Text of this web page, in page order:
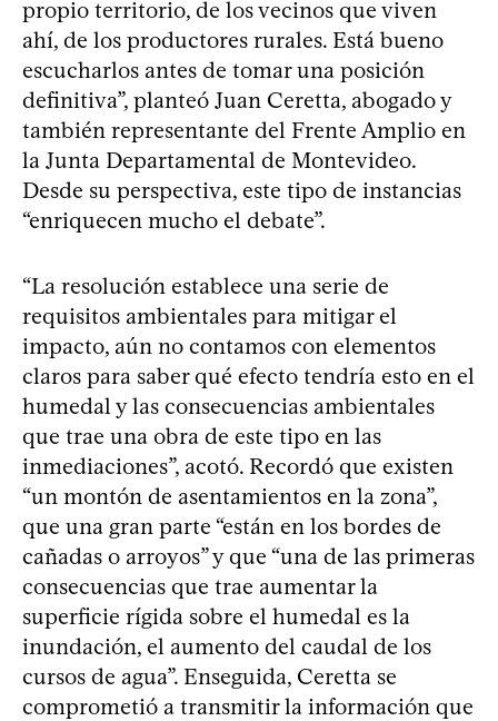
propio territorio, de los vecinos que viven
ahí, de los productores rurales. Está bueno
escucharlos antes de tomar una posición
definitiva”, planteó Juan Ceretta, abogado y
también representante del Frente Amplio en
la Junta Departamental de Montevideo.
Desde su perspectiva, este tipo de instancias
“enriquecen mucho el debate”.
“La resolución establece una serie de
requisitos ambientales para mitigar el
impacto, aún no contamos con elementos
claros para saber qué efecto tendría esto en el
humedal y las consecuencias ambientales
que trae una obra de este tipo en las
inmediaciones”, acotó. Recordó que existen
“un montón de asentamientos en la zona”,
que una gran parte “están en los bordes de
cañadas o arroyos” y que “una de las primeras
consecuencias que trae aumentar la
superficie rígida sobre el humedal es la
inundación, el aumento del caudal de los
cursos de agua”. Enseguida, Ceretta se
comprometió a transmitir la información que